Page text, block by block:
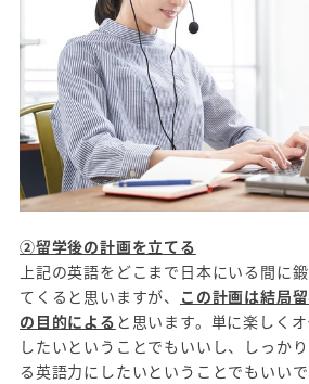
②留学後の計画を立てる
上記の英語をどこまで日本にいる間に
てくると思いますが、 この計画は結局
の目的による と思います。単に楽しく
したいということでもいいし、しっか
る英語力にしたいということでもいい